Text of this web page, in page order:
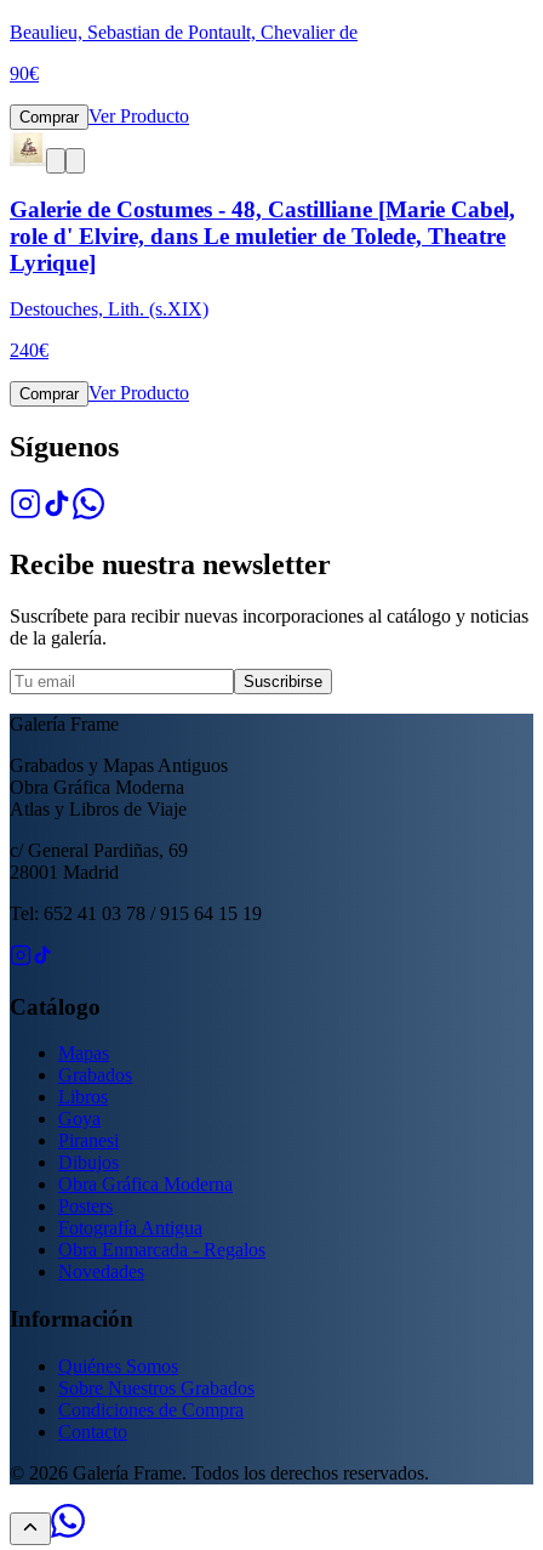
Beaulieu, Sebastian de Pontault, Chevalier de
90€
Comprar Ver Producto
Galerie de Costumes - 48, Castilliane [Marie Cabel,
role d' Elvire, dans Le muletier de Tolede, Theatre
Lyrique]
Destouches, Lith. (s.XIX)
240€
Comprar Ver Producto
Síguenos
Recibe nuestra newsletter
Suscríbete para recibir nuevas incorporaciones al catálogo y noticias
de la galería.
Suscribirse
Galería Frame
Grabados y Mapas Antiguos
Obra Gráfica Moderna
Atlas y Libros de Viaje
c/ General Pardiñas, 69
28001 Madrid
Tel: 652 41 03 78 / 915 64 15 19
Catálogo
Mapas
Grabados
Libros
Goya
Piranesi
Dibujos
Obra Gráfica Moderna
Posters
Fotografía Antigua
Obra Enmarcada - Regalos
Novedades
Información
Quiénes Somos
Sobre Nuestros Grabados
Condiciones de Compra
Contacto
© 2026 Galería Frame. Todos los derechos reservados.